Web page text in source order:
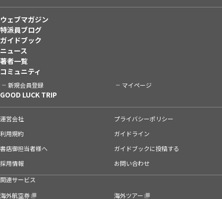
ウェブマガジン
特派員ブログ
ガイドブック
ニュース
著者一覧
コミュニティ
新規会員登録 マイページ
GOOD LUCK TRIP
運営会社
プライバシーポリシー
利用規約
ガイドライン
書店御担当者様へ
ガイドブックに投稿する
採用情報
お問い合わせ
関連サービス
海外航空券
海外ツアー